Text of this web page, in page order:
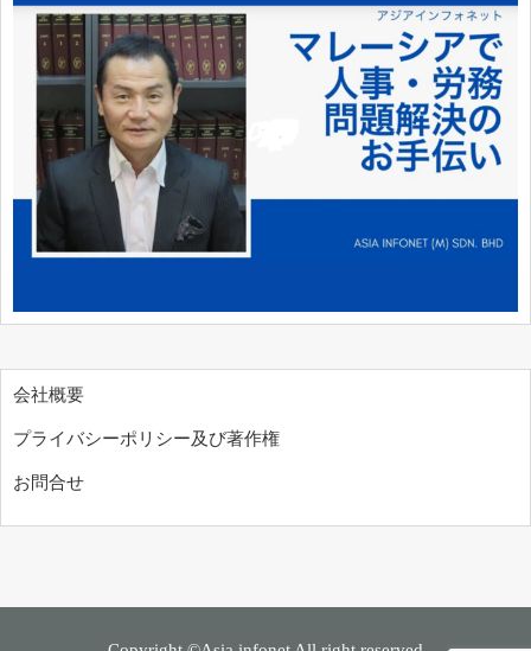
会社概要
プライバシーポリシー及び著作権
お問合せ